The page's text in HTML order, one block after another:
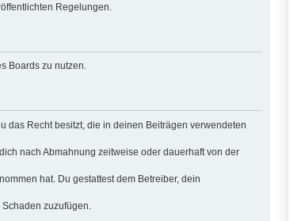
Regelungen.
Boards zu nutzen.
das Recht besitzt, die in deinen Beiträgen verwendeten
nach Abmahnung zeitweise oder dauerhaft von der
hat. Du gestattest dem Betreiber, dein
zuzufügen.